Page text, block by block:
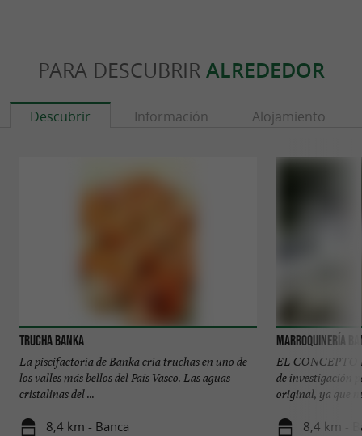
PARA DESCUBRIR ALREDEDOR
Descubrir Información Alojamiento
Trucha Banka
La piscifactoría de Banka cría truchas en uno de
los valles más bellos del País Vasco. Las aguas
cristalinas del ...
8,4 km - Banca
Marroquinería
EL CONCEPTO
de investigación
original, ya que
8,4 km -